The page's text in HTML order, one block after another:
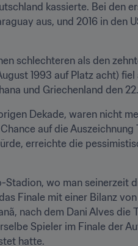
kassierte. Bei den
aus, und 2016 in den
schlechteren als den
1993 auf Platz acht)
und Griechenland den
Dekade, waren nicht
auf die
erreichte die
wo man seinerzeit
Finale mit einer Bilanz
nach dem Dani Alves die
Spieler im Finale der
hatte.